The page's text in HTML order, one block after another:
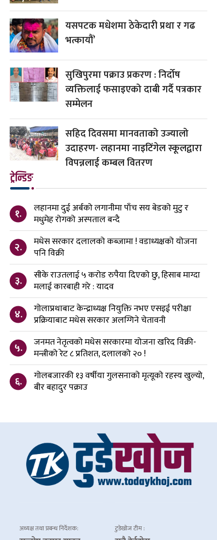
यसपटक मधेशमा ठेकेदारी प्रथा र गढ
भत्कायौं’
सुखिपुरमा पक्राउ प्रकरण : निर्दोष
व्यक्तिलाई फसाइएको दाबी गर्दै पत्रकार
सम्मेलन
सहिद दिवसमा मानवताको उज्यालो
उदाहरण- लहानमा नाइटिंगेल स्कूलद्वारा
विपन्नलाई कम्बल वितरण
ट्रेन्डिङ
१.
लहानमा दुई अर्बको लगानीमा पाँच सय बेडको मुटु र
मधुमेह रोगको अस्पताल बन्दै
२.
मधेस सरकार दलालको कब्जामा ! वडाध्यक्षको योजना
पनि विक्री
३.
सीके राउतलाई ५ करोड रुपैया दिएको छु, हिसाब माग्दा
मलाई कारबाही गरे : यादव
४.
गोलाप्रथाबाट केन्द्राध्यक्ष नियुक्ति नभए एसइई परीक्षा
प्रक्रियाबाट मधेस सरकार अलग्गिने चेतावनी
५.
जनमत नेतृत्वको मधेस सरकारमा योजना खरिद विक्री-
मन्त्रीको रेट ८ प्रतिशत, दलालको २० !
६.
गोलबजारकी १३ वर्षीया गुलसनाको मृत्यूको रहस्य खुल्यो,
बीर बहादुर पक्राउ
अध्यक्ष तथा प्रबन्ध निर्देशक: टुडेखोज टीम :